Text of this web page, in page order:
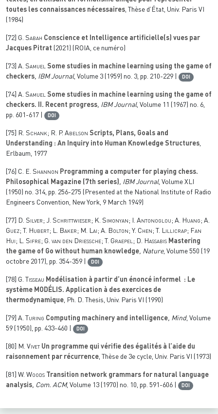
toutes les connaissances nécessaires, Thèse d’État, Univ. Paris VI
(1984)
[72] G. Sabah Conscience et Intelligence artificielle(s) vues par
Jacques Pitrat (2021) (ROIA, ce numéro)
[73] A. Samuel Some studies in machine learning using the game of
checkers, IBM Journal, Volume 3 (1959) no. 3, pp. 210-229 | DOI
[74] A. Samuel Some studies in machine learning using the game of
checkers. II. Recent progress, IBM Journal, Volume 11 (1967) no. 6,
pp. 601-617 |
DOI
[75] R. Schank; R. P. Abelson Scripts, Plans, Goals and
Understanding : An Inquiry into Human Knowledge Structures,
Erlbaum, 1977
[76] C. E. Shannon Programming a computer for playing chess.
Philosophical Magazine (7th series), IBM Journal, Volume XLI
(1950) no. 314, pp. 256-275 (Presented at the National Institute of Radio
Engineers Convention, New York, 9 March 1949)
[77]
D. Silver; J. Schrittwieser; K. Simonyan; I. Antonoglou; A. Huang; A.
Guez; T. Hubert; L. Baker; M. Lai; A. Bolton; Y. Chen; T. Lillicrap; Fan
Hui; L. Sifre; G. van den Driessche; T. Graepel; D. Hassabis Mastering
the game of Go without human knowledge, Nature, Volume 550 (19
octobre 2017), pp. 354-359 |
DOI
[78] G. Tisseau Modélisation à partir d’un énoncé informel : Le
système MODÉLIS. Application à des exercices de
thermodynamique, Ph. D. Thesis, Univ. Paris VI (1990)
[79] A. Turing Computing machinery and intelligence, Mind, Volume
59 (1950), pp. 433-460 | DOI
[80] M. Vivet Un programme qui vérifie des égalités à l’aide du
raisonnement par récurrence, Thèse de 3e cycle, Univ. Paris VI (1973)
[81] W. Woods Transition network grammars for natural language
analysis, Com. ACM, Volume 13 (1970) no. 10, pp. 591-606 | DOI